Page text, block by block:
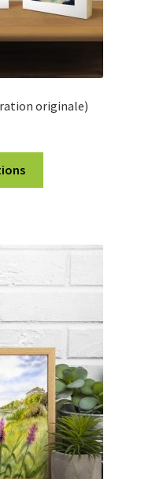
originale)
options
être
sur
la
page
du
produit